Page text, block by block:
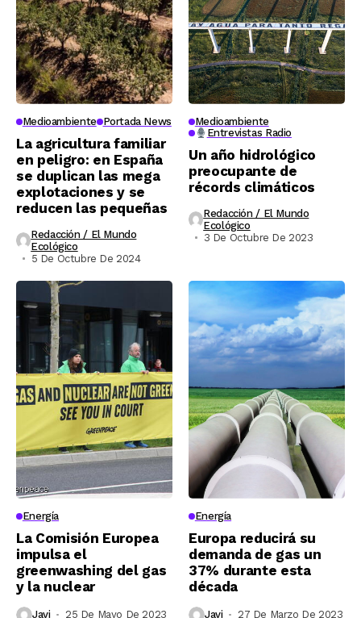
Medioambiente Portada News
La agricultura familiar
en peligro: en España
se duplican las mega
explotaciones y se
reducen las pequeñas
Redacción / El Mundo
Ecológico
5 De Octubre De 2024
Medioambiente
Entrevistas Radio
Un año hidrológico
preocupante de
récords climáticos
Redacción / El Mundo
Ecológico
3 De Octubre De 2023
Energía
La Comisión Europea
impulsa el
greenwashing del gas
y la nuclear
Javi 25 De Mayo De 2023
Energía
Europa reducirá su
demanda de gas un
37% durante esta
década
Javi 27 De Marzo De 2023